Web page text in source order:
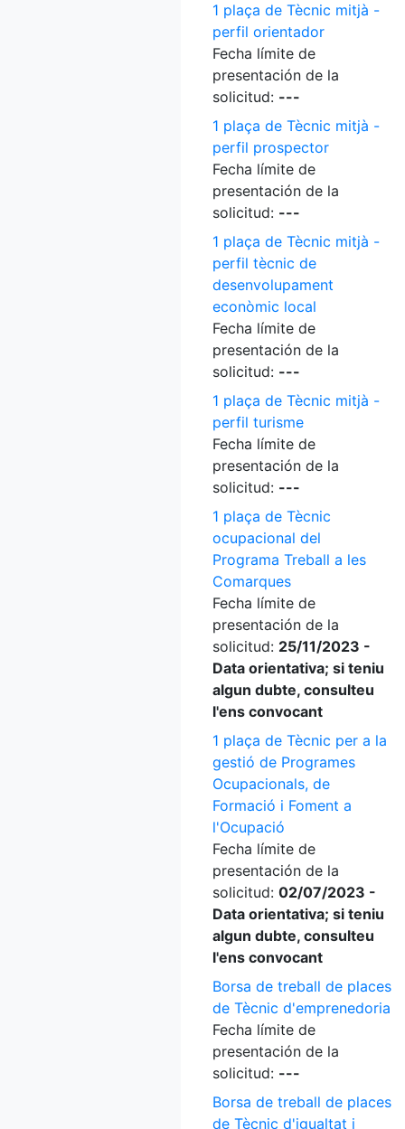
1 plaça de Tècnic mitjà -
perfil orientador
Fecha límite de
presentación de la
solicitud: ---
1 plaça de Tècnic mitjà -
perfil prospector
Fecha límite de
presentación de la
solicitud: ---
1 plaça de Tècnic mitjà -
perfil tècnic de
desenvolupament
econòmic local
Fecha límite de
presentación de la
solicitud: ---
1 plaça de Tècnic mitjà -
perfil turisme
Fecha límite de
presentación de la
solicitud: ---
1 plaça de Tècnic
ocupacional del
Programa Treball a les
Comarques
Fecha límite de
presentación de la
solicitud: 25/11/2023 -
Data orientativa; si teniu
algun dubte, consulteu
l'ens convocant
1 plaça de Tècnic per a la
gestió de Programes
Ocupacionals, de
Formació i Foment a
l'Ocupació
Fecha límite de
presentación de la
solicitud: 02/07/2023 -
Data orientativa; si teniu
algun dubte, consulteu
l'ens convocant
Borsa de treball de places
de Tècnic d'emprenedoria
Fecha límite de
presentación de la
solicitud: ---
Borsa de treball de places
de Tècnic d'igualtat i